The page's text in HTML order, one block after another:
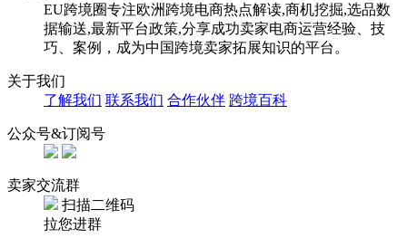
EU跨境圈专注欧洲跨境电商热点解读,商机挖掘,选品数
据输送,最新平台政策,分享成功卖家电商运营经验、技
巧、案例，成为中国跨境卖家拓展知识的平台。
关于我们
了解我们 联系我们 合作伙伴 跨境百科
公众号&订阅号
卖家交流群
扫描二维码
拉您进群